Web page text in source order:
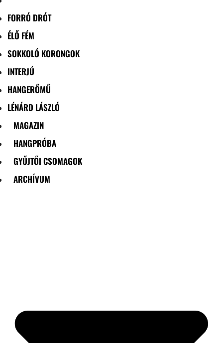
FORRÓ DRÓT
ÉLŐ FÉM
SOKKOLÓ KORONGOK
INTERJÚ
HANGERŐMŰ
LÉNÁRD LÁSZLÓ
MAGAZIN
HANGPRÓBA
GYŰJTŐI CSOMAGOK
ARCHÍVUM